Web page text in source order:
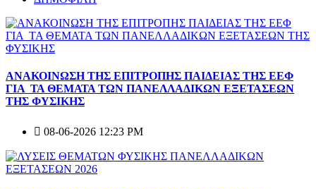
ΑΝΑΚΟΙΝΩΣΗ ΤΗΣ ΕΠΙΤΡΟΠΗΣ ΠΑΙΔΕΙΑΣ ΤΗΣ ΕΕΦ
ΓΙΑ ΤΑ ΘΕΜΑΤΑ ΤΩΝ ΠΑΝΕΛΛΑΔΙΚΩΝ ΕΞΕΤΑΣΕΩΝ
ΤΗΣ ΦΥΣΙΚΗΣ
08-06-2026 12:23 PM